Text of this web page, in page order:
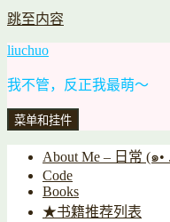
跳至内容
liuchuo
我不管，反正我最萌～
菜单和挂件
About Me – 日常 (๑•
Code
Books
★书籍推荐列表